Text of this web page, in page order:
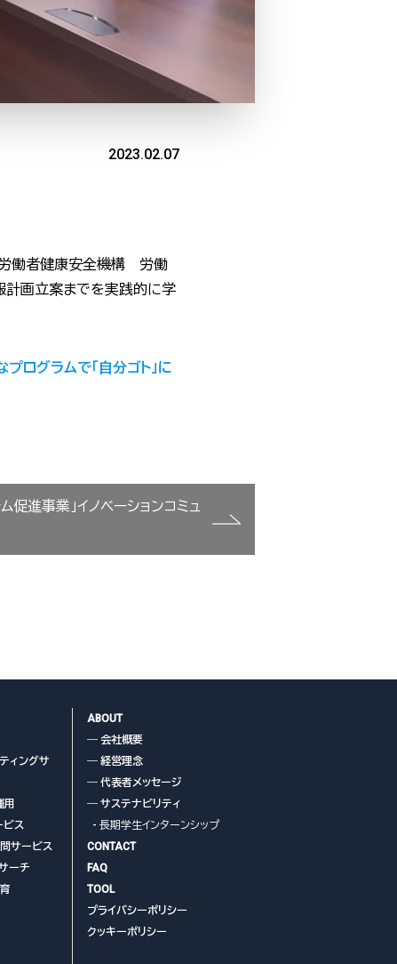
2023.02.07
労働者健康安全機構 労働
計画立案までを実践的に学
ログラムで「自分ゴト」に
促進事業」イノベーションコミュ
ィングサ
用
ス
サービス
ーチ
ABOUT
― 会社概要
― 経営理念
― 代表者メッセージ
― サステナビリティ
- 長期学生インターンシップ
CONTACT
FAQ
TOOL
プライバシーポリシー
クッキーポリシー